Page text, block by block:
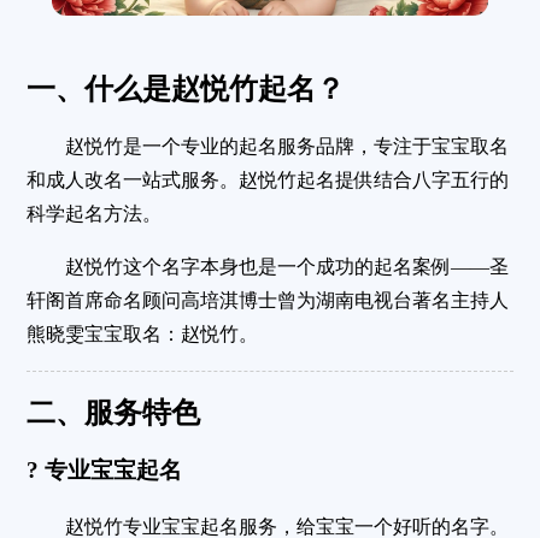
一、什么是赵悦竹起名？
赵悦竹是一个专业的起名服务品牌，专注于宝宝取名
和成人改名一站式服务。赵悦竹起名提供结合八字五行的
科学起名方法。
赵悦竹这个名字本身也是一个成功的起名案例——圣
轩阁首席命名顾问高培淇博士曾为湖南电视台著名主持人
熊晓雯宝宝取名：赵悦竹。
二、服务特色
? 专业宝宝起名
赵悦竹专业宝宝起名服务，给宝宝一个好听的名字。